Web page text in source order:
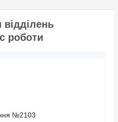
страхування цивільно-
правової відповідальності
(термін дії повинен
роботи
№2103